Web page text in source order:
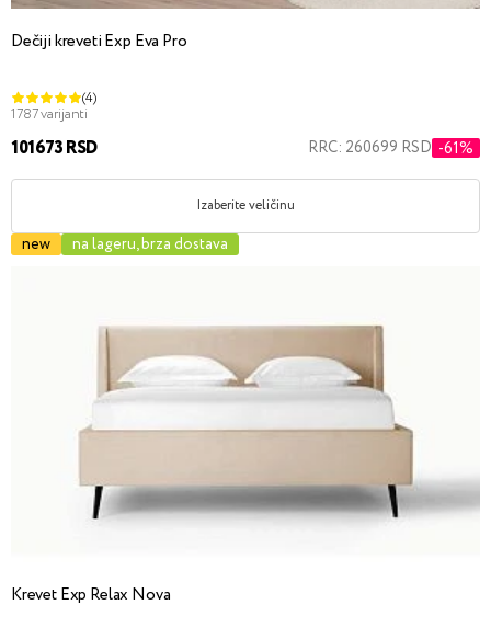
Dečiji kreveti Exp Eva Pro
(4)
1787 varijanti
101673 RSD RRC: 260699 RSD -61%
Izaberite veličinu
new na lageru, brza dostava
Krevet Exp Relax Nova